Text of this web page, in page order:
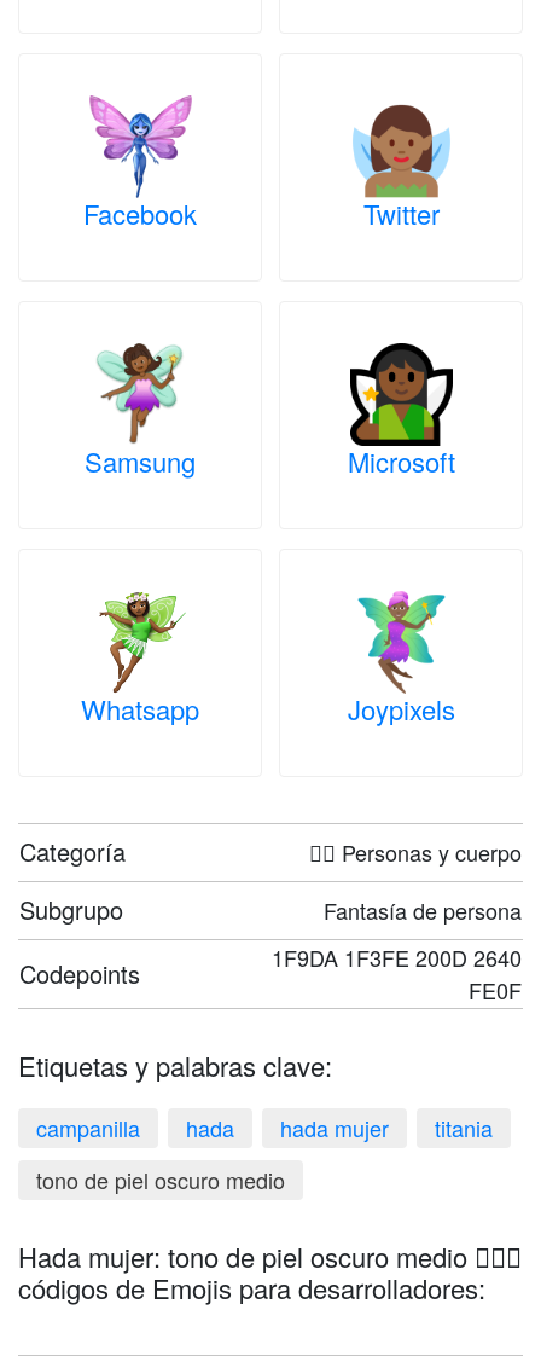
Facebook Twitter
Samsung Microsoft
Whatsapp Joypixels
Categoría 🤦‍♀️ Personas y cuerpo
Subgrupo Fantasía de persona
Codepoints
1F9DA 1F3FE 200D 2640
FE0F
Etiquetas y palabras clave:
campanilla hada hada mujer
titania
tono de piel oscuro medio
Hada mujer: tono de piel oscuro medio 🧚🏾‍♀️
códigos de Emojis para desarrolladores: